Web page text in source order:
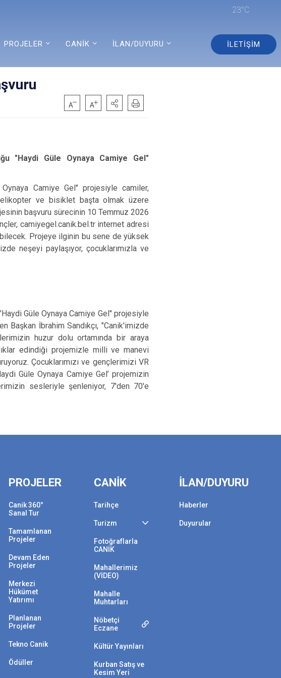
23°C
PROJELER CANİK İLAN/DUYURU İLETİŞİM
"Haydi Güle Oynaya Camiye Gel"
Camiye Gel" projesiyle camiler,
ve bisiklet başta olmak üzere
başvuru sürecinin 10 Temmuz 2026
camiyegel.canik.bel.tr internet adresi
Projeye ilginin bu sene de yüksek
neşeyi paylaşıyor, çocuklarımızla ve
Güle Oynaya Camiye Gel" projesiyle
Başkan İbrahim Sandıkçı, "Canik'imizde
huzur dolu ortamında bir araya
edindiği projemizle milli ve manevi
Çocuklarımızı ve gençlerimizi VR
Güle Oynaya Camiye Gel’ projemizin
sesleriyle şenleniyor, 7'den 70'e
PROJELER
Canik 360°
Sanal Tur
Tamamlanan
Projeler
Devam Eden
Projeler
Merkezi
Hükümet
Yatırımı
Planlanan
Projeler
Tekno Canik
Ödüller
CANİK
Tarihçe
Turizm
Fotoğraflarla
CANİK
Mahallerimiz
(VİDEO)
Mahalle
Muhtarları
Nöbetçi
Eczane
Kültür Yayınları
Kurban Satış ve
Kesim Yeri
İLAN/DUYURU
Haberler
Duyurular